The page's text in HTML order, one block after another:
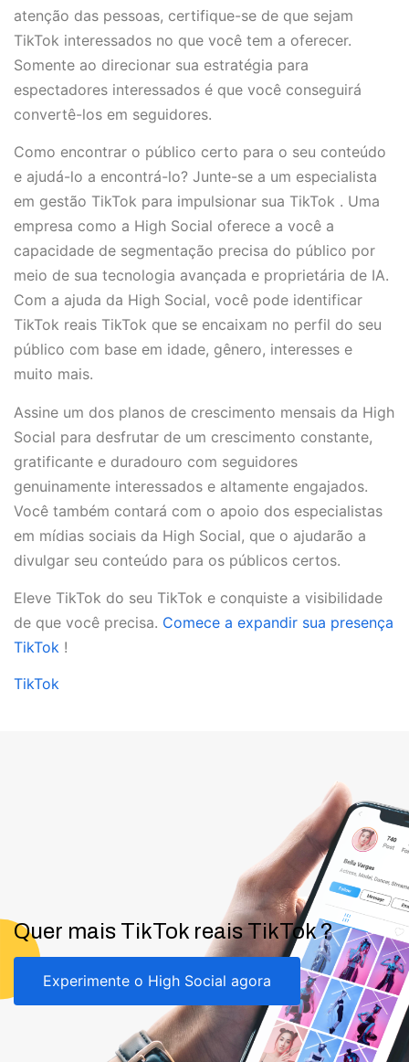
atenção das pessoas, certifique-se de que sejam
TikTok interessados no que você tem a oferecer.
Somente ao direcionar sua estratégia para
espectadores interessados é que você conseguirá
convertê-los em seguidores.
Como encontrar o público certo para o seu conteúdo
e ajudá-lo a encontrá-lo? Junte-se a um especialista
em gestão TikTok para impulsionar sua TikTok . Uma
empresa como a High Social oferece a você a
capacidade de segmentação precisa do público por
meio de sua tecnologia avançada e proprietária de IA.
Com a ajuda da High Social, você pode identificar
TikTok reais TikTok que se encaixam no perfil do seu
público com base em idade, gênero, interesses e
muito mais.
Assine um dos planos de crescimento mensais da High
Social para desfrutar de um crescimento constante,
gratificante e duradouro com seguidores
genuinamente interessados e altamente engajados.
Você também contará com o apoio dos especialistas
em mídias sociais da High Social, que o ajudarão a
divulgar seu conteúdo para os públicos certos.
Eleve TikTok do seu TikTok e conquiste a visibilidade
de que você precisa. Comece a expandir sua presença
TikTok !
TikTok
Quer mais TikTok reais TikTok ?
Experimente o High Social agora